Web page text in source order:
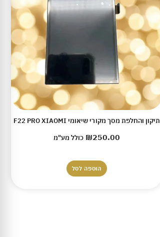
תיקון והחלפת מסך מקורי שיאומי F22 PRO XIAOMI
₪250.00 כולל מע"מ
הוספה לסל